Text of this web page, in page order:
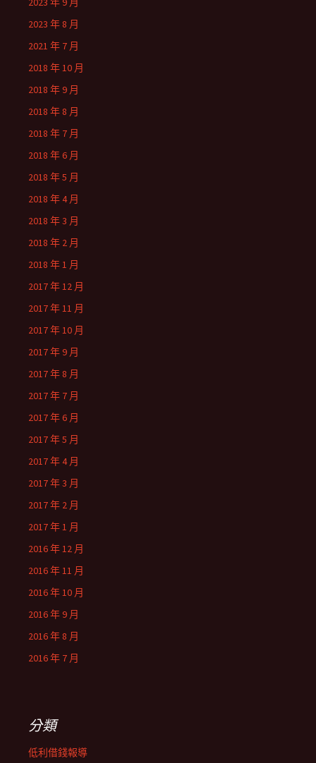
2023 年 8 月
2021 年 7 月
2018 年 10 月
2018 年 9 月
2018 年 8 月
2018 年 7 月
2018 年 6 月
2018 年 5 月
2018 年 4 月
2018 年 3 月
2018 年 2 月
2018 年 1 月
2017 年 12 月
2017 年 11 月
2017 年 10 月
2017 年 9 月
2017 年 8 月
2017 年 7 月
2017 年 6 月
2017 年 5 月
2017 年 4 月
2017 年 3 月
2017 年 2 月
2017 年 1 月
2016 年 12 月
2016 年 11 月
2016 年 10 月
2016 年 9 月
2016 年 8 月
2016 年 7 月
分類
低利借錢報導